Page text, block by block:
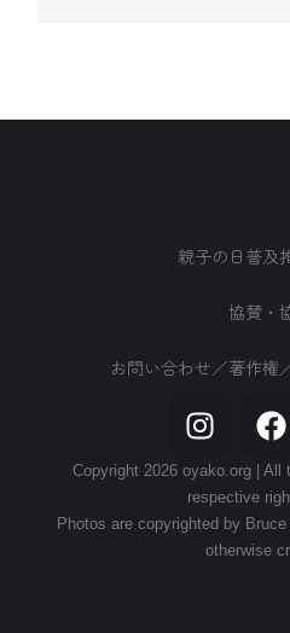
親子の日普及
協賛・
お問い合わせ／著作権
Copyright 2026 oyako.org |
respective
Photos are copyrighted by
otherwise